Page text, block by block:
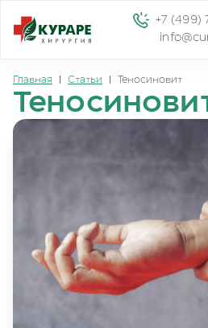
+7 (499)
Главная Статьи Теносиновит